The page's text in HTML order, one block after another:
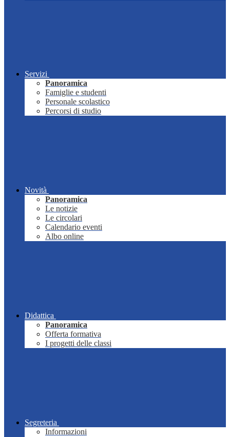
Servizi
Panoramica
Famiglie e studenti
Personale scolastico
Percorsi di studio
Novità
Panoramica
Le notizie
Le circolari
Calendario eventi
Albo online
Didattica
Panoramica
Offerta formativa
I progetti delle classi
Segreteria
Informazioni